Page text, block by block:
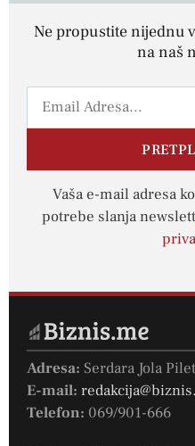
Ne propustite nijednu
na naš
Vaša e-mail adresa
potrebe slanja
Adresa: Serdara Jola
E-mail:
Telefon: 069/901-666